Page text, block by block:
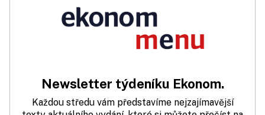
Newsletter týdeníku Ekonom.
Každou středu vám představíme nejzajímavější